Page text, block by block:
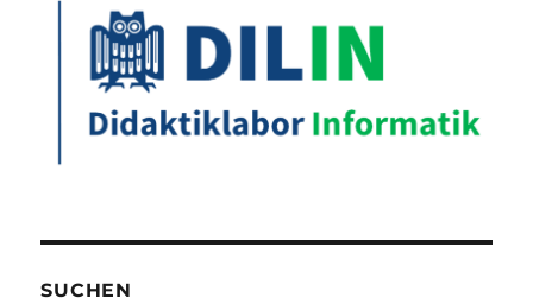
SUCHEN